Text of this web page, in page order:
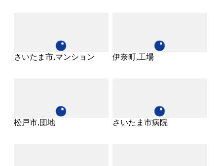
さいたま市,マンション 伊奈町,工場
松戸市,団地 さいたま市病院